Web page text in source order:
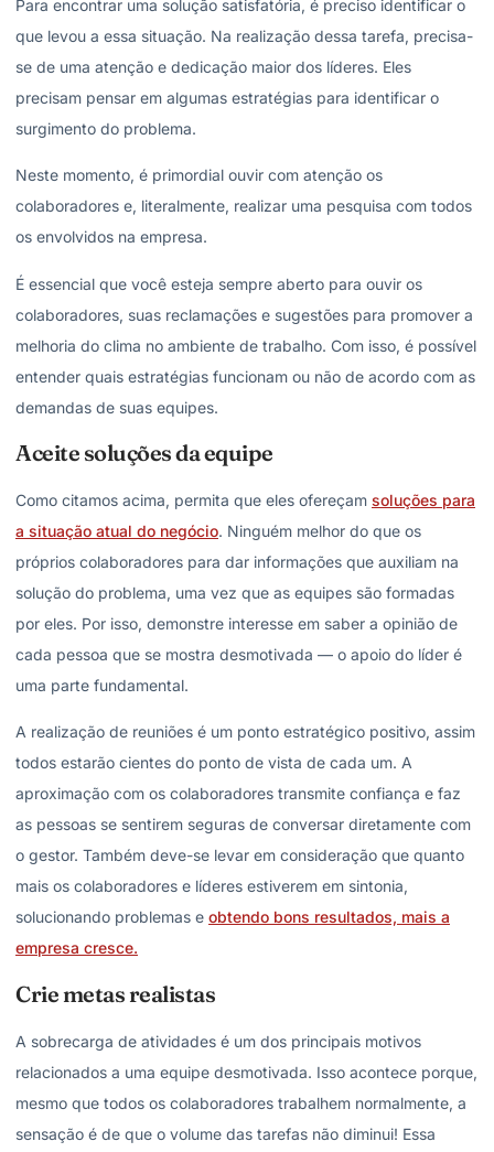
Para encontrar uma solução satisfatória, é preciso identificar o
que levou a essa situação. Na realização dessa tarefa, precisa-
se de uma atenção e dedicação maior dos líderes. Eles
precisam pensar em algumas estratégias para identificar o
surgimento do problema.
Neste momento, é primordial ouvir com atenção os
colaboradores e, literalmente, realizar uma pesquisa com todos
os envolvidos na empresa.
É essencial que você esteja sempre aberto para ouvir os
colaboradores, suas reclamações e sugestões para promover a
melhoria do clima no ambiente de trabalho. Com isso, é possível
entender quais estratégias funcionam ou não de acordo com as
demandas de suas equipes.
Aceite soluções da equipe
Como citamos acima, permita que eles ofereçam soluções para
a situação atual do negócio. Ninguém melhor do que os
próprios colaboradores para dar informações que auxiliam na
solução do problema, uma vez que as equipes são formadas
por eles. Por isso, demonstre interesse em saber a opinião de
cada pessoa que se mostra desmotivada — o apoio do líder é
uma parte fundamental.
A realização de reuniões é um ponto estratégico positivo, assim
todos estarão cientes do ponto de vista de cada um. A
aproximação com os colaboradores transmite confiança e faz
as pessoas se sentirem seguras de conversar diretamente com
o gestor. Também deve-se levar em consideração que quanto
mais os colaboradores e líderes estiverem em sintonia,
solucionando problemas e obtendo bons resultados, mais a
empresa cresce.
Crie metas realistas
A sobrecarga de atividades é um dos principais motivos
relacionados a uma equipe desmotivada. Isso acontece porque,
mesmo que todos os colaboradores trabalhem normalmente, a
sensação é de que o volume das tarefas não diminui! Essa